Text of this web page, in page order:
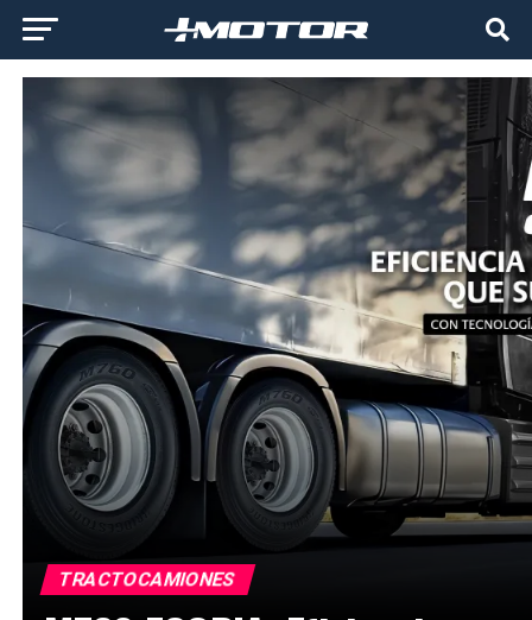
TRACTOCAMIONES